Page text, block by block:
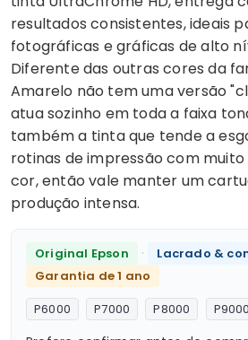
resultados consistentes, ideais
fotográficas e gráficas de alto
Diferente das outras cores da
Amarelo não tem uma versão
atua sozinho em toda a faixa
também a tinta que tende a
rotinas de impressão com
cor, então vale manter um
produção intensa.
Original Epson · Lacrado &
Garantia de 1 ano
P6000
P7000 P8000 P9000